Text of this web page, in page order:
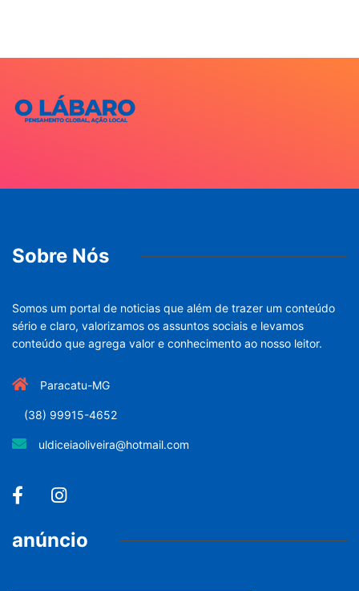
Sobre Nós
Somos um portal de noticias que além de trazer um conteúdo
sério e claro, valorizamos os assuntos sociais e levamos
conteúdo que agrega valor e conhecimento ao nosso leitor.
Paracatu-MG
(38) 99915-4652
uldiceiaoliveira@hotmail.com
anúncio